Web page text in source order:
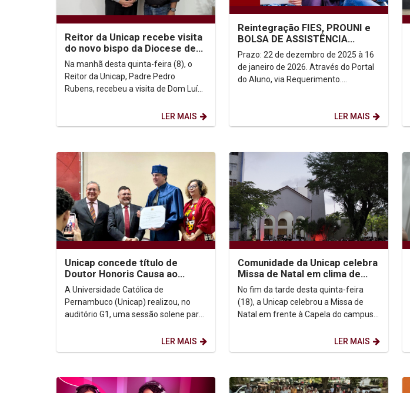
Reitor da Unicap recebe visita
do novo bispo da Diocese de
Baturité
Na manhã desta quinta-feira (8), o
Reitor da Unicap, Padre Pedro
Rubens, recebeu a visita de Dom Luís
LER MAIS
Reintegração FIES, PROUNI e
BOLSA DE ASSISTÊNCIA
SOCIAL 2026.1
Prazo: 22 de dezembro de 2025 à 16
de janeiro de 2026. Através do Portal
do Aluno, via Requerimento.
LER MAIS
Unicap concede título de
Doutor Honoris Causa ao
ministro Camilo Santana
A Universidade Católica de
Pernambuco (Unicap) realizou, no
auditório G1, uma sessão solene para
LER MAIS
Comunidade da Unicap celebra
Missa de Natal em clima de
despedida ao reitor Padre
Pedro Rubens
No fim da tarde desta quinta-feira
(18), a Unicap celebrou a Missa de
Natal em frente à Capela do campus,
LER MAIS